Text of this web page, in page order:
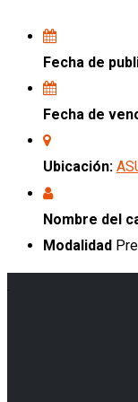
Fecha de
Fecha de
Ubicación:
Nombre del
Modalidad
.